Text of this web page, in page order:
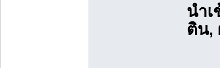
นำ
ติน,